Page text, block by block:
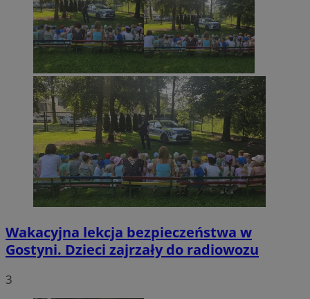
Wakacyjna lekcja bezpieczeństwa w
Gostyni. Dzieci zajrzały do radiowozu
3